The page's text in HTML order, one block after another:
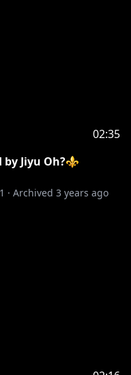
jiyuoh2434
UCnzZmBOSrQf
02:35
by Jiyu Oh?⚜
· Archived 3 years ago